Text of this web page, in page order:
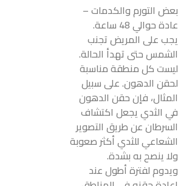
بعض التورم والكدمات –
عادة حوالي 48 ساعة.
يجب على المريض تجنب
الشمس حتى تهدأ الحالة.
ليست كل منطقة مناسبة
لحقن الدهون. على سبيل
المثال، فإن حقن الدهون
في الثدي يجعل اكتشاف
السرطان عن طريق التصوير
الشعاعي للثدي أكثر صعوبة
ولا ينصح به بشدة.
ويدوم لفترة أطول عند